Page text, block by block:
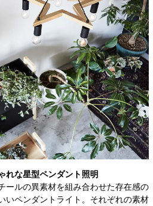
れな星型ペンダント照明
ールの異素材を組み合わせた存在感の
いペンダントライト。それぞれの素材